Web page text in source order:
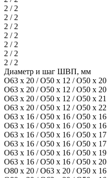
2 / 2
2 / 2
2 / 2
2 / 2
2 / 2
2 / 2
2 / 2
Диаметр и шаг ШВП, мм
O63 х 20 / O50 х 12 / O50 х 20
O63 х 20 / O50 х 12 / O50 х 20
O63 х 20 / O50 х 12 / O50 х 21
O63 х 20 / O50 х 12 / O50 х 22
O63 х 16 / O50 х 16 / O50 х 16
O63 х 16 / O50 х 16 / O50 х 16
O63 х 16 / O50 х 16 / O50 х 17
O63 х 16 / O50 х 16 / O50 х 17
O63 х 16 / O50 х 16 / O50 х 19
O63 х 16 / O50 х 16 / O50 х 20
O80 х 20 / O63 х 20 / O50 х 16